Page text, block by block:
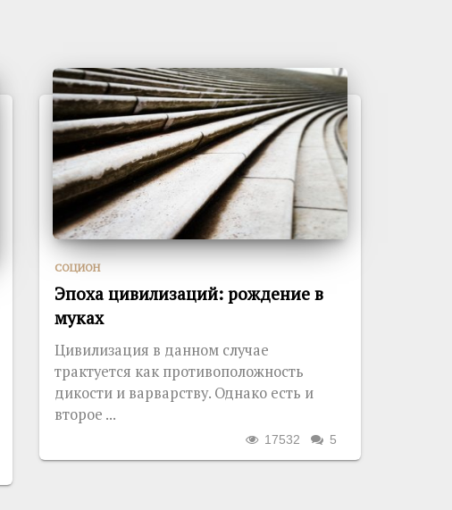
СОЦИОН
Эпоха цивилизаций: рождение в
муках
Цивилизация в данном случае
трактуется как противоположность
дикости и варварству. Однако есть и
второе ...
5
17532